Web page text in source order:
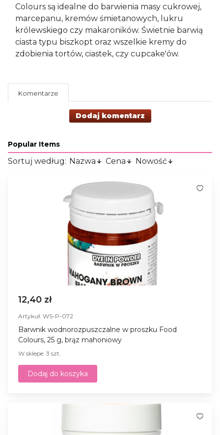
Colours są idealne do barwienia masy cukrowej,
marcepanu, kremów śmietanowych, lukru
królewskiego czy makaroników. Świetnie barwią
ciasta typu biszkopt oraz wszelkie kremy do
zdobienia tortów, ciastek, czy cupcake'ów.
Komentarze
Dodaj komentarz
Popular Items
Sortuj według: Nazwa Cena Nowość
12,40 zł
Artykuł: WS-P-072
Barwnik wodnorozpuszczalne w proszku Food
Colours, 25 g, brąz mahoniowy
W sklepe: 3 szt.
Dodaj do koszyka